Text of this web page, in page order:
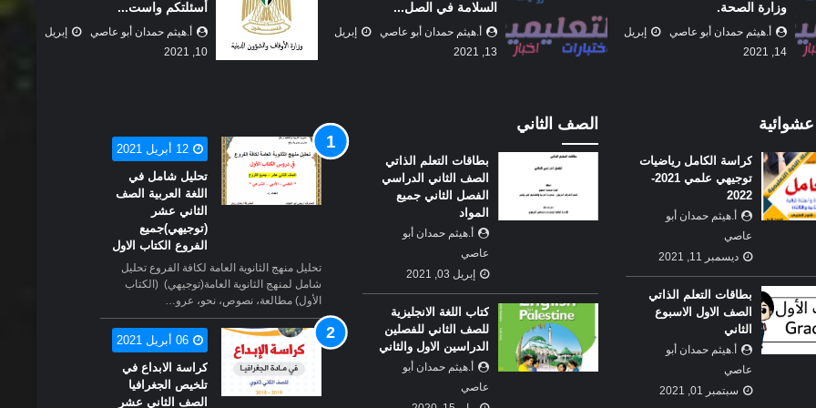
السلامة في الصل...
أ.هيثم حمدان أبو عاصي
إبريل
13, 2021
أسئلتكم واست...
أ.هيثم حمدان أبو عاصي
إبريل
10, 2021
في قطاع غزة
Unknown إبريل 09, 2021
الصف الثاني عشر علمي
رياضيات توجيهي
حمدان أبو عاصي
بطاقات المادة الاستدراكية وكالة
بطاقات التعلم الذاتي الصف
الاول الاسبوع الثاني
أ.هيثم حمدان أبو عاصي
سبتمبر
بطاقات التعلم الذاتي الفصل الاول
جميع بطاقات التعلم الذاتي
الفصل الاول (حكومة) 2021
أ.هيثم حمدان أبو عاصي
أغسطس
الصف التاسع
(الصف التاسع) ...
أ.هيثم حمدان أبو عاصي
20, 2021
كراسة الكامل رياضيات
توجيهي علمي 2021-
2022
أ.هيثم حمدان أبو
عاصي
ديسمبر 11, 2021
بطاقات التعلم الذاتي
الصف الاول الاسبوع
الثاني
أ.هيثم حمدان أبو
عاصي
سبتمبر 01, 2021
الصف الثاني
بطاقات التعلم الذاتي
الصف الثاني الدراسي
الفصل الثاني جميع
المواد
أ.هيثم حمدان أبو
عاصي
إبريل 03, 2021
كتاب اللغة الانجليزية
للصف الثاني للفصلين
الدراسين الاول والثاني
أ.هيثم حمدان أبو
عاصي
12 أبريل 2021
تحليل شامل في
اللغة العربية الصف
الثاني عشر
(توجيهي)جميع
الفروع الكتاب الاول
تحليل منهج الثانوية العامة لكافة الفروع تحليل
شامل لمنهج الثانوية العامة(توجيهي) (الكتاب
الأول) مطالعة، نصوص، نحو، عرو…
06 أبريل 2021
كراسة الابداع في
تلخيص الجغرافيا
الصف الثاني عشر